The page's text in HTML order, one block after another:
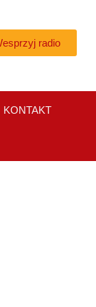
radio
KONTAKT